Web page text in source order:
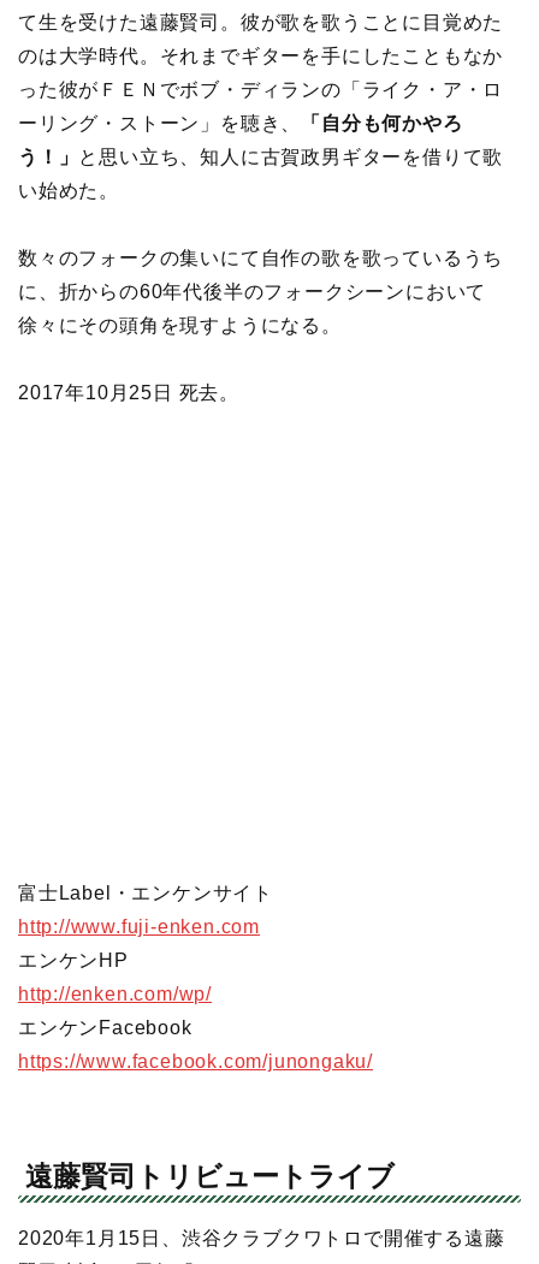
て生を受けた遠藤賢司。彼が歌を歌うことに目覚めた
のは大学時代。それまでギターを手にしたこともなか
った彼がＦＥＮでボブ・ディランの「ライク・ア・ロ
ーリング・ストーン」を聴き、
「自分も何かやろ
う！」 と思い立ち、知人に古賀政男ギターを借りて歌
い始めた。
数々のフォークの集いにて自作の歌を歌っているうち
に、折からの60年代後半のフォークシーンにおいて
徐々にその頭角を現すようになる。
2017年10月25日 死去。
富士Label・エンケンサイト
http://www.fuji-enken.com
エンケンHP
http://enken.com/wp/
エンケンFacebook
https://www.facebook.com/junongaku/
遠藤賢司トリビュートライブ
2020年1月15日、渋谷クラブクワトロで開催する遠藤